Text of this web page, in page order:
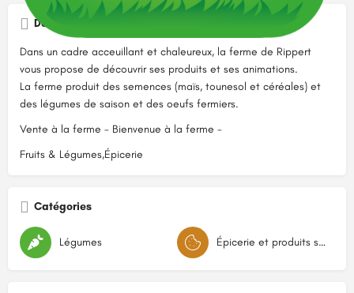
Description
Dans un cadre acceuillant et chaleureux, la ferme de Rippert
vous propose de découvrir ses produits et ses animations.
La ferme produit des semences (maïs, tounesol et céréales) et
des légumes de saison et des oeufs fermiers.
Vente à la ferme - Bienvenue à la ferme -
Fruits & Légumes,Épicerie
Catégories
Légumes Épicerie et produits secs